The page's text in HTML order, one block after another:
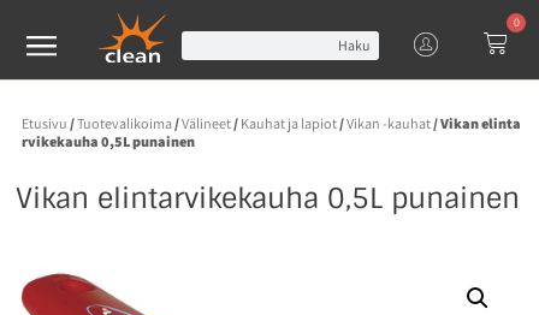
Haku
0
Etusivu /Tuotevalikoima/Välineet/ Kauhat ja lapiot/Vikan -kauhat/ Vikan elinta
rvikekauha 0,5L punainen
Vikan elintarvikekauha 0,5L punainen